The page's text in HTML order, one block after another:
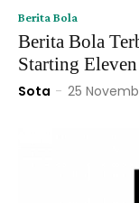
Berita Bola
Berita Bola
Starting
Sota - 25